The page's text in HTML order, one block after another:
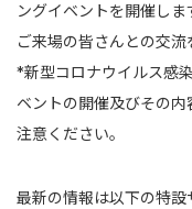
ングイベントを開催しま
ご来場の皆さんとの交流
*新型コロナウイルス感
ベントの開催及びその
注意ください。
最新の情報は以下の特設